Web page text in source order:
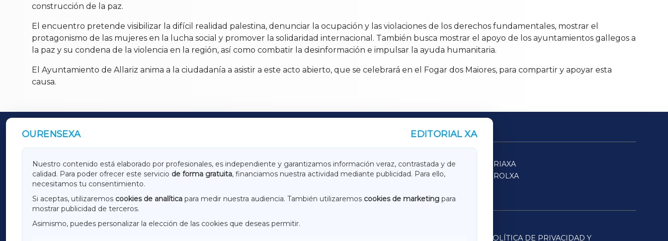
construcción de la paz.
El encuentro pretende visibilizar la difícil realidad palestina, denunciar la ocupación y las violaciones de los derechos fundamentales, mostrar el
protagonismo de las mujeres en la lucha social y promover la solidaridad internacional. También busca mostrar el apoyo de los ayuntamientos gallegos a
la paz y su condena de la violencia en la región, así como combatir la desinformación e impulsar la ayuda humanitaria.
El Ayuntamiento de Allariz anima a la ciudadanía a asistir a este acto abierto, que se celebrará en el Fogar dos Maiores, para compartir y apoyar esta
causa.
OURENSEXA EDITORIAL XA
Nuestro contenido está elaborado por profesionales, es independiente y garantizamos información veraz, contrastada y de
calidad. Para poder ofrecer este servicio de forma gratuita, financiamos nuestra actividad mediante publicidad. Para ello,
necesitamos tu consentimiento.
Si aceptas, utilizaremos cookies de analítica para medir nuestra audiencia. También utilizaremos cookies de marketing para
mostrar publicidad de terceros.
Asimismo, puedes personalizar la elección de las cookies que deseas permitir.
OUTROS PERIÓDICOS
GALICIAXA LUGOXA TERRACHAXA
SARRIAXA
AMARIÑAXA
RIBEIRASACRAXA ACORUÑAXA
FERROLXA
OURENSEXA
POLÍTICA DE PRIVACIDAD Y